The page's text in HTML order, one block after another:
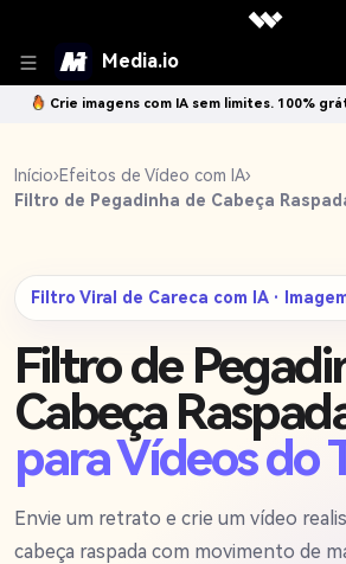
Media.io
Crie imagens com IA sem limites. 100%
Início›Efeitos de Vídeo com IA›
Filtro de Pegadinha de Cabeça
Filtro Viral de Careca com IA ·
Filtro de
Cabeça
para Vídeos do
Envie um retrato e crie um vídeo
cabeça raspada com movimento de